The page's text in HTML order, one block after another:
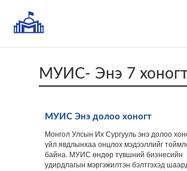
МУИС- Энэ 7
МУИС Энэ долоо хоногт
Монгол Улсын Их Сургууль энэ долоо
үйл явдлынхаа онцлох мэдээллийг
байна. МУИС өндөр түвшний бизнесийн
удирдлагын мэргэжилтэн бэлтгэхэд